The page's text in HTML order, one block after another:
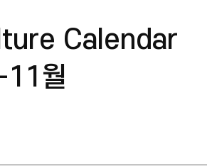
Calendar
11월